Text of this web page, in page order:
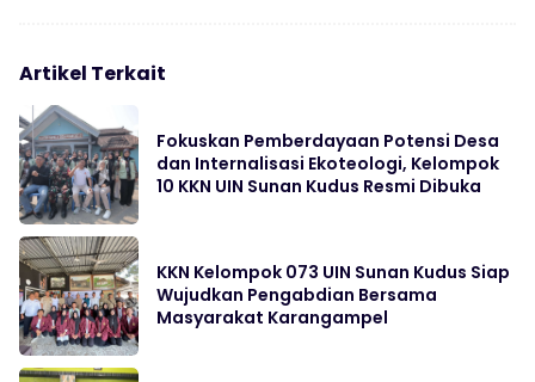
Artikel Terkait
Fokuskan Pemberdayaan Potensi Desa
dan Internalisasi Ekoteologi, Kelompok
10 KKN UIN Sunan Kudus Resmi Dibuka
KKN Kelompok 073 UIN Sunan Kudus Siap
Wujudkan Pengabdian Bersama
Masyarakat Karangampel